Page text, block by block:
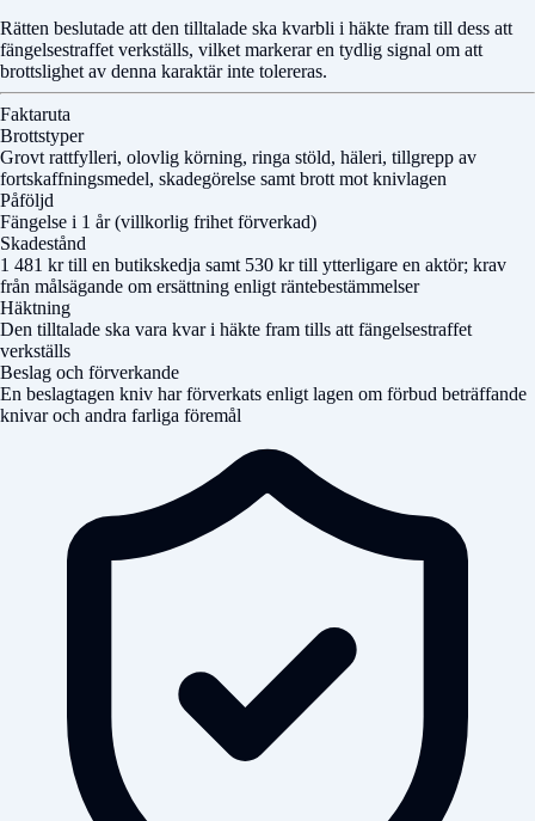
Rätten beslutade att den tilltalade ska kvarbli i häkte fram till dess att
fängelsestraffet verkställs, vilket markerar en tydlig signal om att
brottslighet av denna karaktär inte tolereras.
Faktaruta
Brottstyper
Grovt rattfylleri, olovlig körning, ringa stöld, häleri, tillgrepp av
fortskaffningsmedel, skadegörelse samt brott mot knivlagen
Påföljd
Fängelse i 1 år (villkorlig frihet förverkad)
Skadestånd
1 481 kr till en butikskedja samt 530 kr till ytterligare en aktör; krav
från målsägande om ersättning enligt räntebestämmelser
Häktning
Den tilltalade ska vara kvar i häkte fram tills att fängelsestraffet
verkställs
Beslag och förverkande
En beslagtagen kniv har förverkats enligt lagen om förbud beträffande
knivar och andra farliga föremål